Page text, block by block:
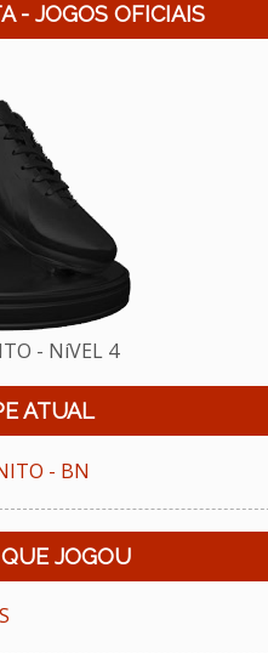
- JOGOS OFICIAIS
- NíVEL 4
ATUAL
- BN
JOGOU